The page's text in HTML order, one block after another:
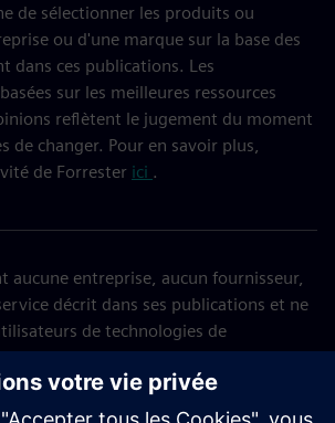
de sélectionner les produits ou
ou d'une marque sur la base des
dans ces publications. Les
sur les meilleures ressources
reflètent le jugement du moment
de changer. Pour en savoir plus,
de Forrester ici .
aucune entreprise, aucun fournisseur,
décrit dans ses publications et ne
de technologies de
les fournisseurs les mieux notés
désignation. Les publications de
les opinions de l'organisation